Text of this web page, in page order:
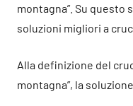
montagna”. Su
soluzioni migliori a
Alla definizione del
montagna”, la